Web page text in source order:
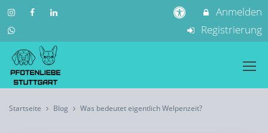
Anmelden
Registrierung
Startseite Blog Was bedeutet eigentlich Welpenzeit?